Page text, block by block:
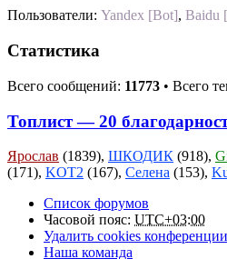
Пользователи: Yandex [Bot], Baidu
Статистика
Всего сообщений: 11773 • Всего
Топлист — 20
Ярослав (1839), ШКОДИК (918),
(171), KOT2 (167), Селена (153),
Список форумов
Часовой пояс: UTC+03:00
Удалить cookies конференции
Наша команда